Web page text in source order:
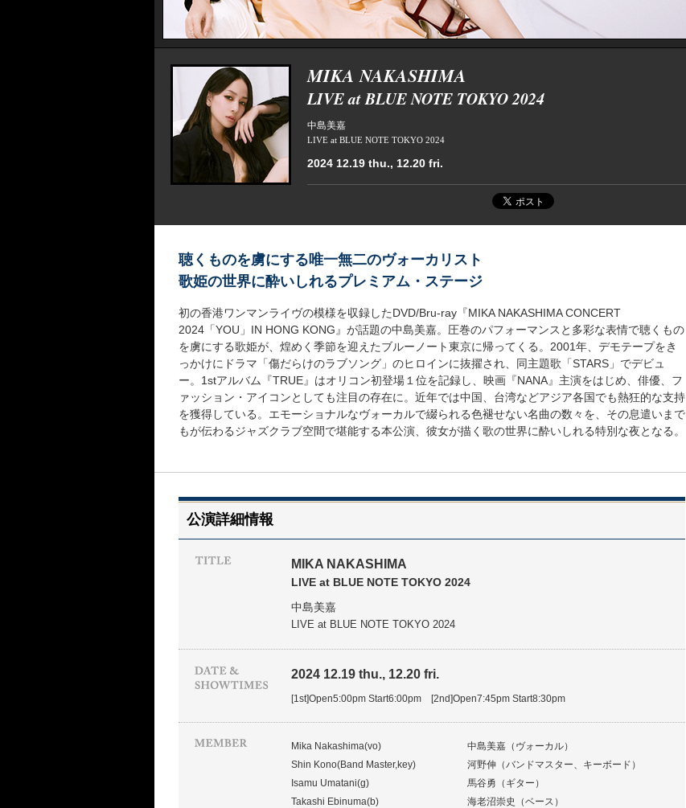
MIKA NAKASHIMA
LIVE at BLUE NOTE TOKYO 2024
中島美嘉
LIVE at BLUE NOTE TOKYO 2024
2024 12.19 thu., 12.20 fri.
聴くものを虜にする唯一無二のヴォーカリスト
歌姫の世界に酔いしれるプレミアム・ステージ
初の香港ワンマンライヴの模様を収録したDVD/Bru-ray『MIKA NAKASHIMA CONCERT
2024「YOU」IN HONG KONG』が話題の中島美嘉。圧巻のパフォーマンスと多彩な表情で聴くもの
を虜にする歌姫が、煌めく季節を迎えたブルーノート東京に帰ってくる。2001年、デモテープをき
っかけにドラマ「傷だらけのラブソング」のヒロインに抜擢され、同主題歌「STARS」でデビュ
ー。1stアルバム『TRUE』はオリコン初登場１位を記録し、映画『NANA』主演をはじめ、俳優、フ
ァッション・アイコンとしても注目の存在に。近年では中国、台湾などアジア各国でも熱狂的な支持
を獲得している。エモーショナルなヴォーカルで綴られる色褪せない名曲の数々を、その息遣いまで
もが伝わるジャズクラブ空間で堪能する本公演、彼女が描く歌の世界に酔いしれる特別な夜となる。
公演詳細情報
MIKA NAKASHIMA
LIVE at BLUE NOTE TOKYO 2024
中島美嘉
LIVE at BLUE NOTE TOKYO 2024
2024 12.19 thu., 12.20 fri.
[1st]Open5:00pm Start6:00pm [2nd]Open7:45pm Start8:30pm
Mika Nakashima(vo)
中島美嘉（ヴォーカル）
Shin Kono(Band Master,key)
河野伸（バンドマスター、キーボード）
Isamu Umatani(g)
馬谷勇（ギター）
Takashi Ebinuma(b)
海老沼崇史（ベース）